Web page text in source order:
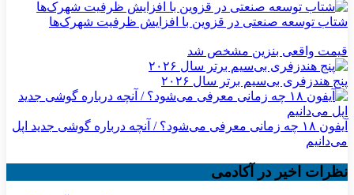
شتاب توسعه صنعتی در قزوین با افزایش ظرفیت شهرک‌ها
قیمت واقعی بنزین مشخص شد
پنج هندزفری بی‌سیم برتر سال ۲۰۲۶
آیفون ۱۸ چه زمانی معرفی می‌شود؟ / آنچه درباره گوشی جدید اپل
می‌دانیم
نظرات اخیر در آکادمی